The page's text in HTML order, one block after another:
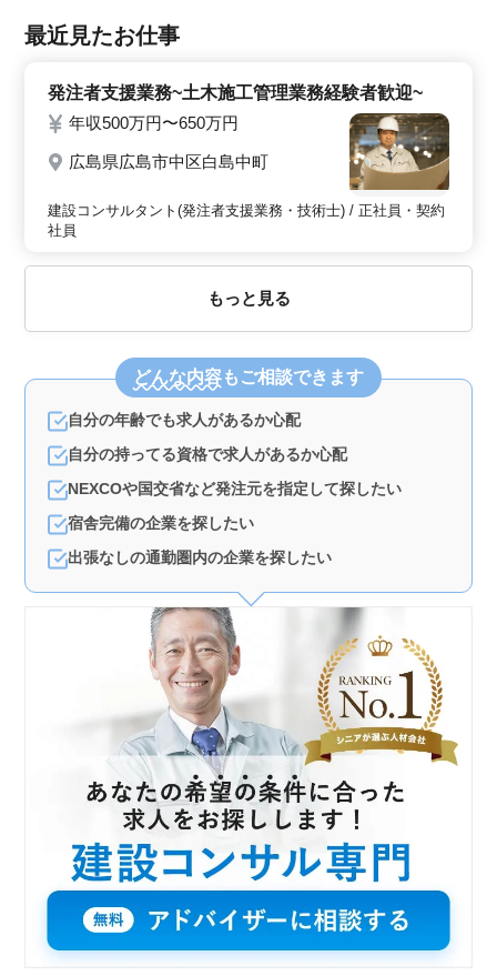
最近見たお仕事
発注者支援業務~土木施工管理業務経験者歓迎~
年収500万円〜650万円
広島県広島市中区白島中町
建設コンサルタント(発注者支援業務・技術士) / 正社員・契約
社員
もっと見る
どんな内容もご相談できます
自分の年齢でも求人があるか心配
自分の持ってる資格で求人があるか心配
NEXCOや国交省など発注元を指定して探したい
宿舎完備の企業を探したい
出張なしの通勤圏内の企業を探したい